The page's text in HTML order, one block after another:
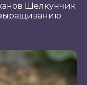
Щелкунчик
выращиванию